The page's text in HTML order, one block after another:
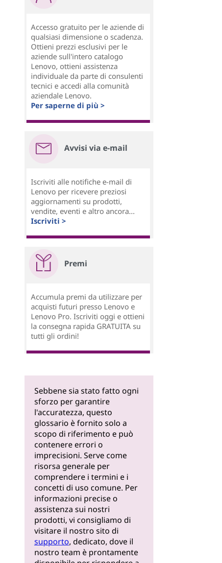
Accesso gratuito per le aziende di
qualsiasi dimensione o scadenza.
Ottieni prezzi esclusivi per le
aziende sull'intero catalogo
Lenovo, ottieni assistenza
individuale da parte di consulenti
tecnici e accedi alla comunità
aziendale Lenovo.
Per saperne di più >
Avvisi via e-mail
Iscriviti alle notifiche e-mail di
Lenovo per ricevere preziosi
aggiornamenti su prodotti,
vendite, eventi e altro ancora...
Iscriviti >
Premi
Accumula premi da utilizzare per
acquisti futuri presso Lenovo e
Lenovo Pro. Iscriviti oggi e ottieni
la consegna rapida GRATUITA su
tutti gli ordini!
Sebbene sia stato fatto ogni
sforzo per garantire
l'accuratezza, questo
glossario è fornito solo a
scopo di riferimento e può
contenere errori o
imprecisioni. Serve come
risorsa generale per
comprendere i termini e i
concetti di uso comune. Per
informazioni precise o
assistenza sui nostri
prodotti, vi consigliamo di
visitare il nostro sito di
supporto, dedicato, dove il
nostro team è prontamente